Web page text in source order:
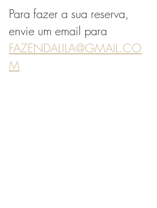
Para fazer a sua reserva,
envie um email para
FAZENDALILA@GMAIL.CO
M